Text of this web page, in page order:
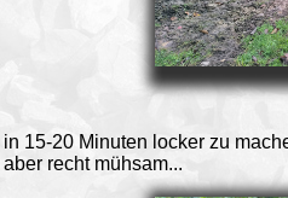
15-20 Minuten locker zu
recht mühsam...